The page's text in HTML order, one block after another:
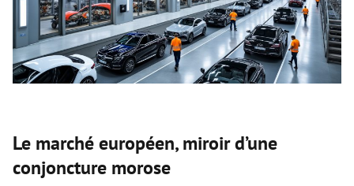
Le marché européen, miroir d’une
conjoncture morose